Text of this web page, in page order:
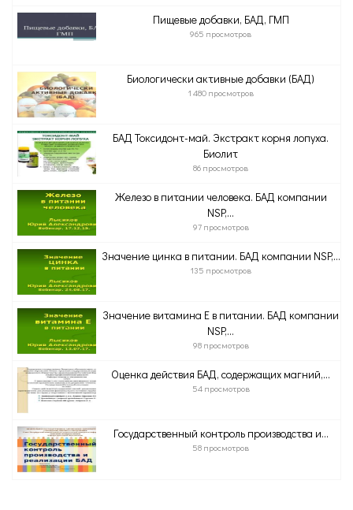
Пищевые добавки, БАД, ГМП
965 просмотров
Биологически активные добавки (БАД)
1 480 просмотров
БАД Токсидонт-май. Экстракт корня лопуха.
Биолит
86 просмотров
Железо в питании человека. БАД компании
NSP,...
97 просмотров
Значение цинка в питании. БАД компании NSP,...
135 просмотров
Значение витамина Е в питании. БАД компании
NSP,...
98 просмотров
Оценка действия БАД, содержащих магний,...
54 просмотров
Государственный контроль производства и...
58 просмотров